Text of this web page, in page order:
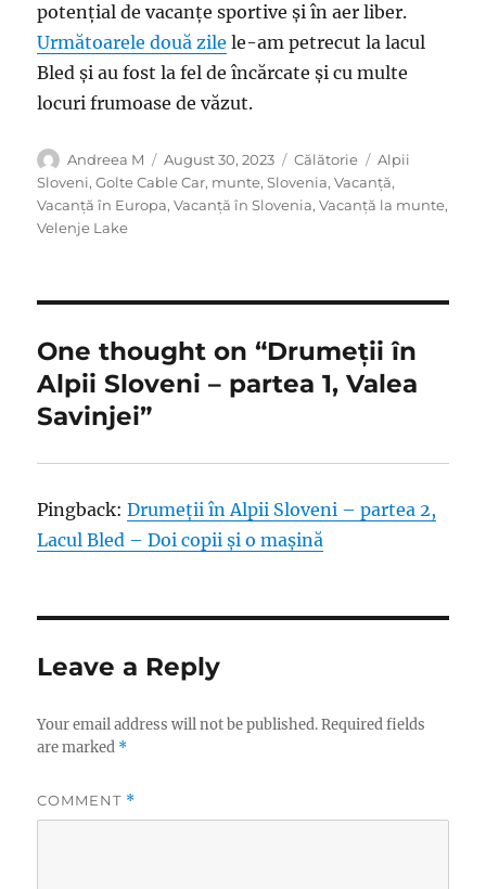
potențial de vacanțe sportive și în aer liber.
Următoarele două zile le-am petrecut la lacul
Bled și au fost la fel de încărcate și cu multe
locuri frumoase de văzut.
Author
Andreea M
Posted
on
August 30, 2023 Categories
Călătorie Tags
Alpii
Sloveni,Golte Cable Car, munte,Slovenia,Vacanță,
Vacanță în Europa,Vacanță în Slovenia,Vacanță la munte,
Velenje Lake
One thought on “Drumeții în
Alpii Sloveni – partea 1, Valea
Savinjei”
Pingback:Drumeții în Alpii Sloveni – partea 2,
Lacul Bled – Doi copii și o mașină
Leave a Reply
Your email address will not be published. Required fields
are marked *
COMMENT *